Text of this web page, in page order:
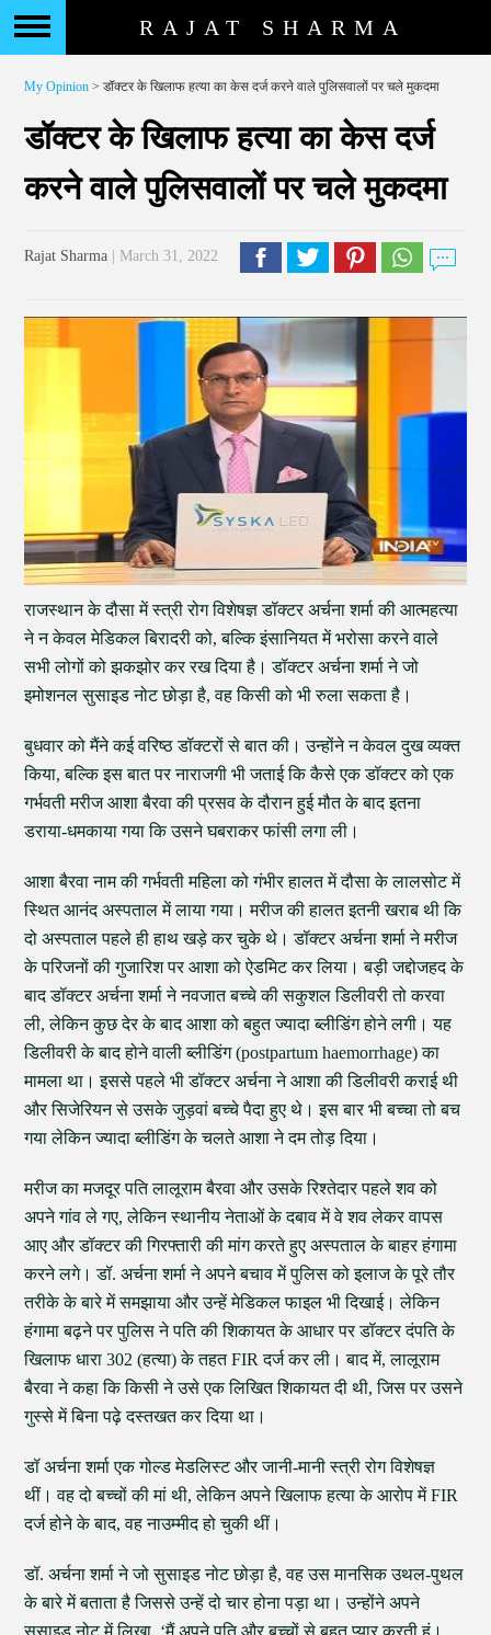
RAJAT SHARMA
My Opinion > डॉक्टर के खिलाफ हत्या का केस दर्ज करने वाले पुलिसवालों पर चले मुकदमा
डॉक्टर के खिलाफ हत्या का केस दर्ज
करने वाले पुलिसवालों पर चले मुकदमा
Rajat Sharma | March 31, 2022
राजस्थान के दौसा में स्त्री रोग विशेषज्ञ डॉक्टर अर्चना शर्मा की आत्महत्या
ने न केवल मेडिकल बिरादरी को, बल्कि इंसानियत में भरोसा करने वाले
सभी लोगों को झकझोर कर रख दिया है। डॉक्टर अर्चना शर्मा ने जो
इमोशनल सुसाइड नोट छोड़ा है, वह किसी को भी रुला सकता है।
बुधवार को मैंने कई वरिष्ठ डॉक्टरों से बात की। उन्होंने न केवल दुख व्यक्त
किया, बल्कि इस बात पर नाराजगी भी जताई कि कैसे एक डॉक्टर को एक
गर्भवती मरीज आशा बैरवा की प्रसव के दौरान हुई मौत के बाद इतना
डराया-धमकाया गया कि उसने घबराकर फांसी लगा ली।
आशा बैरवा नाम की गर्भवती महिला को गंभीर हालत में दौसा के लालसोट में
स्थित आनंद अस्पताल में लाया गया। मरीज की हालत इतनी खराब थी कि
दो अस्पताल पहले ही हाथ खड़े कर चुके थे। डॉक्टर अर्चना शर्मा ने मरीज
के परिजनों की गुजारिश पर आशा को ऐडमिट कर लिया। बड़ी जद्दोजहद के
बाद डॉक्टर अर्चना शर्मा ने नवजात बच्चे की सकुशल डिलीवरी तो करवा
ली, लेकिन कुछ देर के बाद आशा को बहुत ज्यादा ब्लीडिंग होने लगी। यह
डिलीवरी के बाद होने वाली ब्लीडिंग (postpartum haemorrhage) का
मामला था। इससे पहले भी डॉक्टर अर्चना ने आशा की डिलीवरी कराई थी
और सिजेरियन से उसके जुड़वां बच्चे पैदा हुए थे। इस बार भी बच्चा तो बच
गया लेकिन ज्यादा ब्लीडिंग के चलते आशा ने दम तोड़ दिया।
मरीज का मजदूर पति लालूराम बैरवा और उसके रिश्तेदार पहले शव को
अपने गांव ले गए, लेकिन स्थानीय नेताओं के दबाव में वे शव लेकर वापस
आए और डॉक्टर की गिरफ्तारी की मांग करते हुए अस्पताल के बाहर हंगामा
करने लगे। डॉ. अर्चना शर्मा ने अपने बचाव में पुलिस को इलाज के पूरे तौर
तरीके के बारे में समझाया और उन्हें मेडिकल फाइल भी दिखाई। लेकिन
हंगामा बढ़ने पर पुलिस ने पति की शिकायत के आधार पर डॉक्टर दंपति के
खिलाफ धारा 302 (हत्या) के तहत FIR दर्ज कर ली। बाद में, लालूराम
बैरवा ने कहा कि किसी ने उसे एक लिखित शिकायत दी थी, जिस पर उसने
गुस्से में बिना पढ़े दस्तखत कर दिया था।
डॉ अर्चना शर्मा एक गोल्ड मेडलिस्ट और जानी-मानी स्त्री रोग विशेषज्ञ
थीं। वह दो बच्चों की मां थी, लेकिन अपने खिलाफ हत्या के आरोप में FIR
दर्ज होने के बाद, वह नाउम्मीद हो चुकी थीं।
डॉ. अर्चना शर्मा ने जो सुसाइड नोट छोड़ा है, वह उस मानसिक उथल-पुथल
के बारे में बताता है जिससे उन्हें दो चार होना पड़ा था। उन्होंने अपने
सुसाइड नोट में लिखा, ‘मैं अपने पति और बच्चों से बहुत प्यार करती हूं।